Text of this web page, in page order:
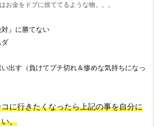
お金をドブに捨ててるような物。。。
』に勝てない
ダ
出す（負けてブチ切れ＆惨めな気持ちになっ
に行きたくなったら上記の事を自分に
。